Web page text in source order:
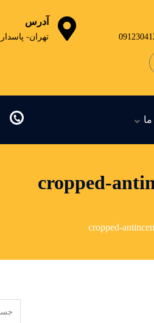
آدرس
تهران-
cropped-
cropped-